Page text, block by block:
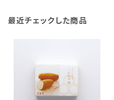
最近チェックした商品